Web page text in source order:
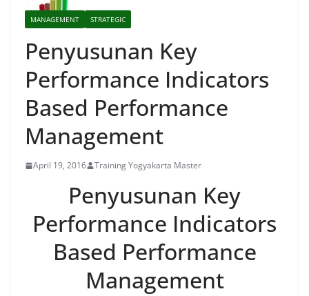
MANAGEMENT STRATEGIC
Penyusunan Key
Performance Indicators
Based Performance
Management
April 19, 2016 Training Yogyakarta Master
Penyusunan Key
Performance Indicators
Based Performance
Management